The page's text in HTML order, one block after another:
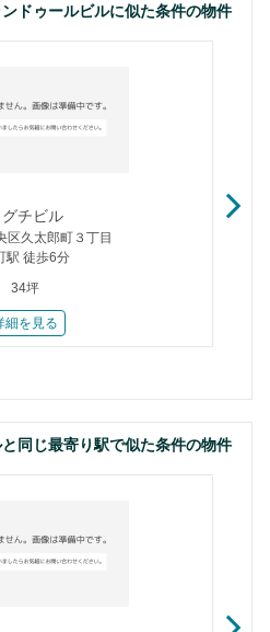
ドゥールビルに似た条件の物件
グチビル
区久太郎町３丁目
駅 徒歩6分
34坪
細を見る
同じ最寄り駅で似た条件の物件